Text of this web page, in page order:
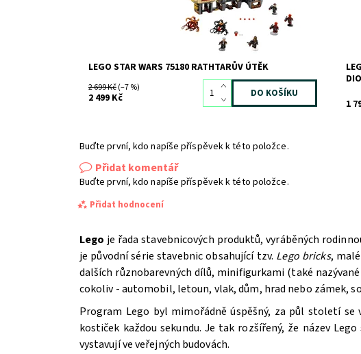
LEGO STAR WARS 75180 RATHTARŮV ÚTĚK
2 699 Kč(–7 %)
2 499 Kč
1
Buďte první, kdo napíše příspěvek k této položce.
Přidat komentář
Buďte první, kdo napíše příspěvek k této položce.
Přidat hodnocení
Lego je řada stavebnicových produktů, vyráběných
je původní série stavebnic obsahující tzv. Lego bricks,
dalších různobarevných dílů, minifigurkami (také nazývané
cokoliv - automobil, letoun, vlak, dům, hrad nebo zámek,
Program Lego byl mimořádně úspěšný, za půl století
kostiček každou sekundu. Je tak rozšířený, že název
vystavují ve veřejných budovách.